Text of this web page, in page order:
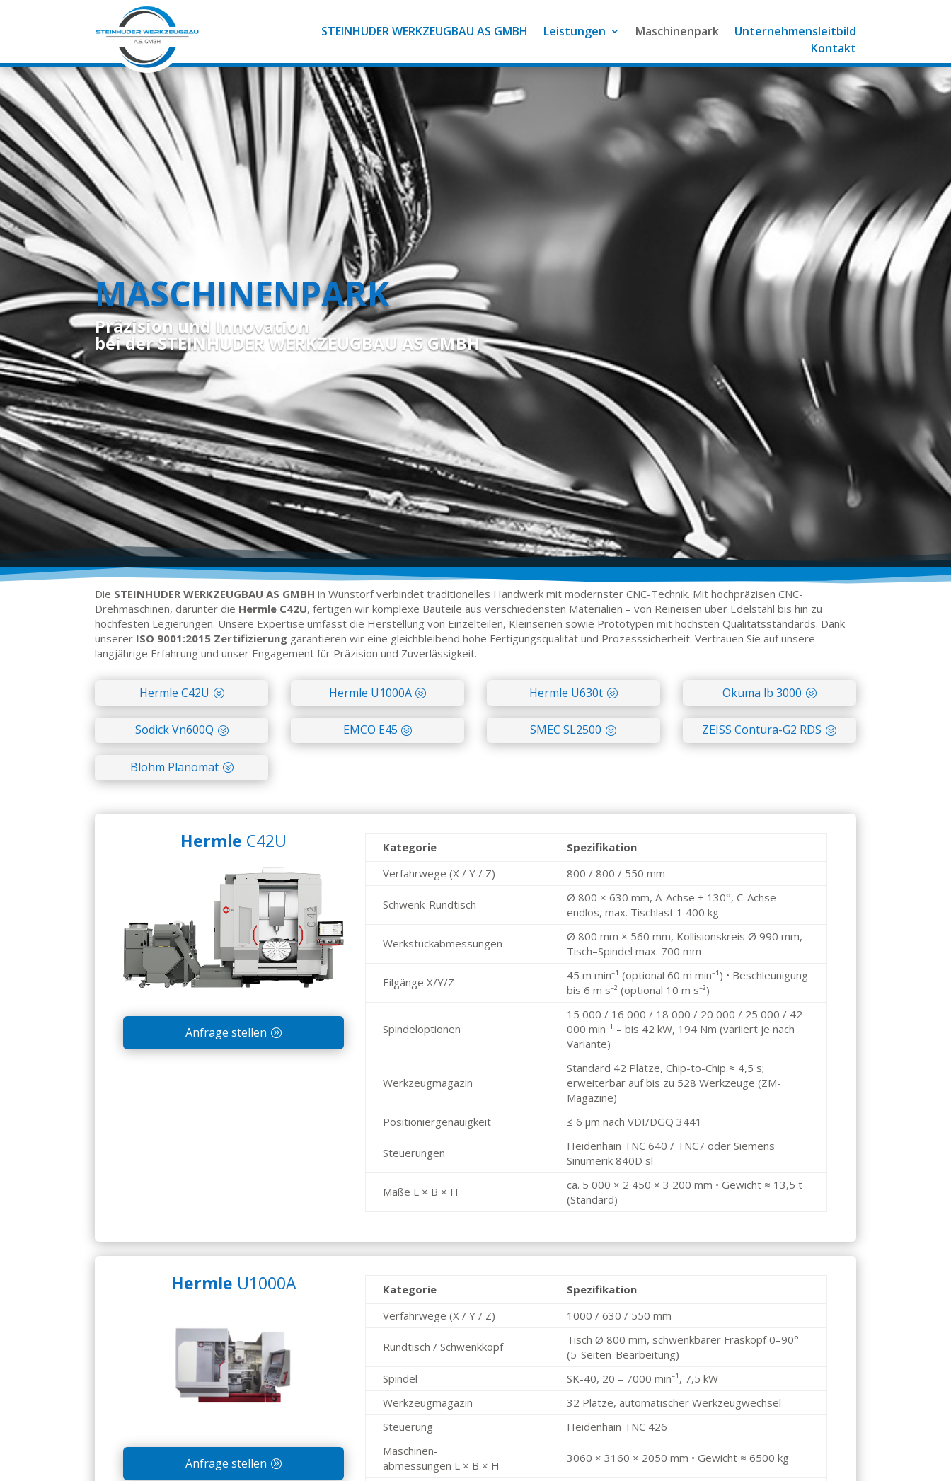
STEINHUDER WERKZEUGBAU AS GMBH Leistungen Maschinenpark
Unternehmensleitbild
Kontakt
MASCHINENPARK
Präzision und Innovation
bei der STEINHUDER WERKZEUGBAU AS GMBH
Die STEINHUDER WERKZEUGBAU AS GMBH in Wunstorf verbindet traditionelles Handwerk mit modernster CNC-Technik. Mit hochpräzisen CNC-
Drehmaschinen, darunter die Hermle C42U, fertigen wir komplexe Bauteile aus verschiedensten Materialien – von Reineisen über Edelstahl bis hin zu
hochfesten Legierungen. Unsere Expertise umfasst die Herstellung von Einzelteilen, Kleinserien sowie Prototypen mit höchsten Qualitätsstandards. Dank
unserer ISO 9001:2015 Zertifizierung garantieren wir eine gleichbleibend hohe Fertigungsqualität und Prozesssicherheit. Vertrauen Sie auf unsere
langjährige Erfahrung und unser Engagement für Präzision und Zuverlässigkeit.
Hermle C42U
Sodick Vn600Q
Blohm Planomat
Hermle U1000A
EMCO E45
Hermle U630t
SMEC SL2500
Okuma lb 3000
ZEISS Contura-G2 RDS
Hermle C42U
Anfrage stellen
Kategorie
Spezifikation
Verfahrwege (X / Y / Z)
800 / 800 / 550 mm
Schwenk-Rundtisch
Ø 800 × 630 mm, A-Achse ± 130°, C-Achse
endlos, max. Tischlast 1 400 kg
Werkstück­abmessungen
Ø 800 mm × 560 mm, Kollisionskreis Ø 990 mm,
Tisch–Spindel max. 700 mm
Eilgänge X/Y/Z
45 m min⁻¹ (optional 60 m min⁻¹) • Beschleunigung
bis 6 m s⁻² (optional 10 m s⁻²)
Spindel­optionen
15 000 / 16 000 / 18 000 / 20 000 / 25 000 / 42
000 min⁻¹ – bis 42 kW, 194 Nm (variiert je nach
Variante)
Werkzeug­magazin
Standard 42 Plätze, Chip-to-Chip ≈ 4,5 s;
erweiterbar auf bis zu 528 Werkzeuge (ZM-
Magazine)
Positionier­genauigkeit
≤ 6 µm nach VDI/DGQ 3441
Steuerungen
Heidenhain TNC 640 / TNC7 oder Siemens
Sinumerik 840D sl
Maße L × B × H
ca. 5 000 × 2 450 × 3 200 mm • Gewicht ≈ 13,5 t
(Standard)
Hermle U1000A
Anfrage stellen
Kategorie
Spezifikation
Verfahrwege (X / Y / Z)
1000 / 630 / 550 mm
Rundtisch / Schwenkkopf
Tisch Ø 800 mm, schwenkbarer Fräskopf 0–90°
(5-Seiten-Bearbeitung)
Spindel
SK-40, 20 – 7000 min⁻¹, 7,5 kW
Werkzeug­magazin
32 Plätze, automatischer Werkzeugwechsel
Steuerung
Heidenhain TNC 426
Maschinen­
abmessungen L × B × H
3060 × 3160 × 2050 mm • Gewicht ≈ 6500 kg